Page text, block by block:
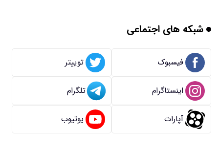
شبکه های اجتماعی
فیسبوک توییتر
اینستاگرام تلگرام
آپارات یوتیوب